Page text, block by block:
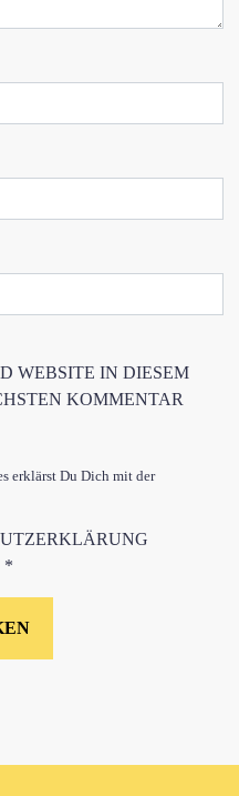
WEBSITE IN DIESEM
KOMMENTAR
erklärst Du Dich mit der
*